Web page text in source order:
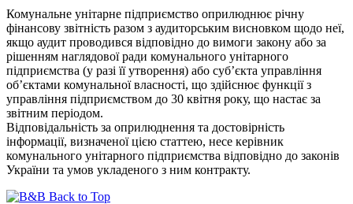
Комунальне унітарне підприємство оприлюднює річну
фінансову звітність разом з аудиторським висновком щодо неї,
якщо аудит проводився відповідно до вимоги закону або за
рішенням наглядової ради комунального унітарного
підприємства (у разі її утворення) або суб’єкта управління
об’єктами комунальної власності, що здійснює функції з
управління підприємством до 30 квітня року, що настає за
звітним періодом.
Відповідальність за оприлюднення та достовірність
інформації, визначеної цією статтею, несе керівник
комунального унітарного підприємства відповідно до законів
України та умов укладеного з ним контракту.
Back to Top